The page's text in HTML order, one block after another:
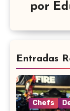
por
Entradas
Chefs